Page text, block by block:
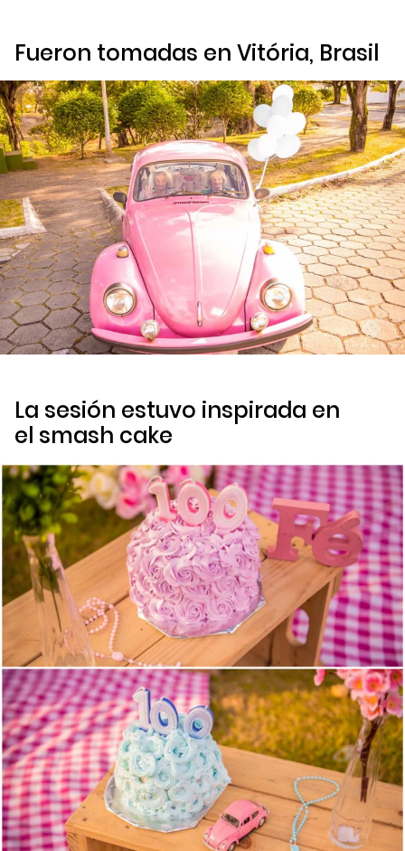
Fueron tomadas en Vitória, Brasil
La sesión estuvo inspirada en
el smash cake